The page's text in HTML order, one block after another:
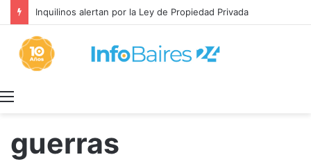
Inquilinos alertan por la Ley de Propiedad Privada
guerras